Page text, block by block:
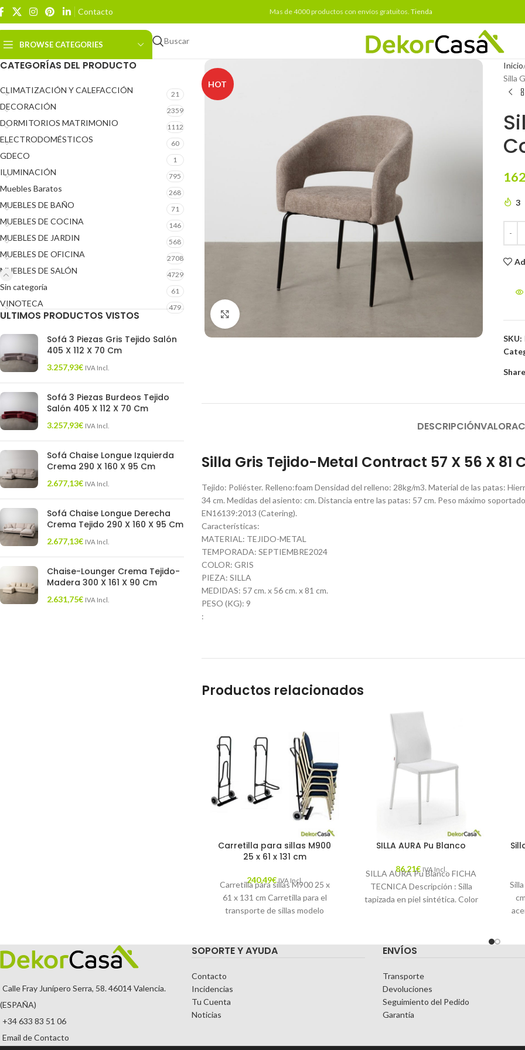
Contacto Mas de 4000 productos con envíos gratuitos. Tienda
BROWSE CATEGORIES Buscar
CATEGORÍAS DEL PRODUCTO
CLIMATIZACIÓN Y CALEFACCIÓN 21
DECORACIÓN 2359
DORMITORIOS MATRIMONIO 1112
ELECTRODOMÉSTICOS 60
GDECO 1
ILUMINACIÓN 795
Muebles Baratos 268
MUEBLES DE BAÑO 71
MUEBLES DE COCINA 146
MUEBLES DE JARDIN 568
MUEBLES DE OFICINA 2708
MUEBLES DE SALÓN 4729
Sin categoría 61
VINOTECA 479
ULTIMOS PRODUCTOS VISTOS
Sofá 3 Piezas Gris Tejido Salón
405 X 112 X 70 Cm
3.257,93€ IVA Incl.
Sofá 3 Piezas Burdeos Tejido
Salón 405 X 112 X 70 Cm
3.257,93€ IVA Incl.
Sofá Chaise Longue Izquierda
Crema 290 X 160 X 95 Cm
2.677,13€ IVA Incl.
Sofá Chaise Longue Derecha
Crema Tejido 290 X 160 X 95 Cm
2.677,13€ IVA Incl.
Chaise-Lounger Crema Tejido-
Madera 300 X 161 X 90 Cm
2.631,75€ IVA Incl.
HOT
Click to enlarge
Inicio
Silla
3
SKU:
DESCRIPCIÓN
Silla Gris Tejido-Metal Contract 57 X 56 X 81
Tejido: Poliéster. Relleno:foam Densidad del relleno: 28kg/m3. Material de las patas:
34 cm. Medidas del asiento: cm. Distancia entre las patas: 57 cm. Peso máximo
EN16139:2013 (Catering).
Características:
MATERIAL: TEJIDO-METAL
TEMPORADA: SEPTIEMBRE2024
COLOR: GRIS
PIEZA: SILLA
MEDIDAS: 57 cm. x 56 cm. x 81 cm.
PESO (KG): 9
:
Productos relacionados
Carretilla para sillas M900
25 x 61 x 131 cm
240,49€ IVA Incl.
Carretilla para sillas M900 25 x
61 x 131 cm Carretilla para el
transporte de sillas modelo
SILLA AURA Pu Blanco
86,21€ IVA Incl.
SILLA AURA Pu Blanco FICHA
TECNICA Descripción : Silla
tapizada en piel sintética. Color
Calle Fray Junípero Serra, 58. 46014 Valencia.
(ESPAÑA)
+34 633 83 51 06
Email de Contacto
SOPORTE Y AYUDA
Contacto
Incidencias
Tu Cuenta
Noticias
ENVÍOS
Transporte
Devoluciones
Seguimiento del Pedido
Garantía